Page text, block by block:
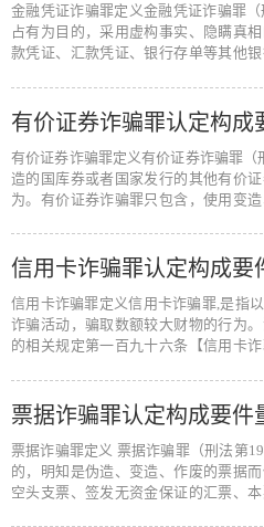
金融凭证诈骗罪定义金融凭证诈骗罪
占有为目的，采用虚构事实、隐瞒真
款凭证、汇款凭证、银行存单等其他
有价证券诈骗罪认定构成
有价证券诈骗罪定义有价证券诈骗罪
造的国库券或者国家发行的其他有价
为。有价证券诈骗罪只包含，使用变
信用卡诈骗罪认定构成要
信用卡诈骗罪定义信用卡诈骗罪,是指
诈骗活动，骗取数额较大财物的行为
的相关规定第一百九十六条【信用卡
票据诈骗罪认定构成要件
票据诈骗罪定义 票据诈骗罪（刑法第
的，明知是伪造、变造、作废的票据
空头支票、签发无资金保证的汇票、